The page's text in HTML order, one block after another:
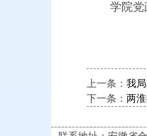
学院党
上一条： 我
下一条： 两